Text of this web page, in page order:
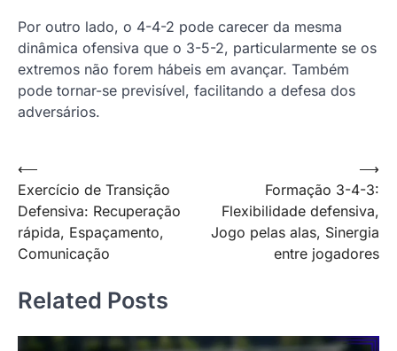
Por outro lado, o 4-4-2 pode carecer da mesma
dinâmica ofensiva que o 3-5-2, particularmente se os
extremos não forem hábeis em avançar. Também
pode tornar-se previsível, facilitando a defesa dos
adversários.
Post
navigation
⟵
Exercício de Transição
Defensiva: Recuperação
rápida, Espaçamento,
Comunicação
Formação 3-4-3:
Flexibilidade defensiva,
Jogo pelas alas, Sinergia
entre jogadores
⟶
Related Posts